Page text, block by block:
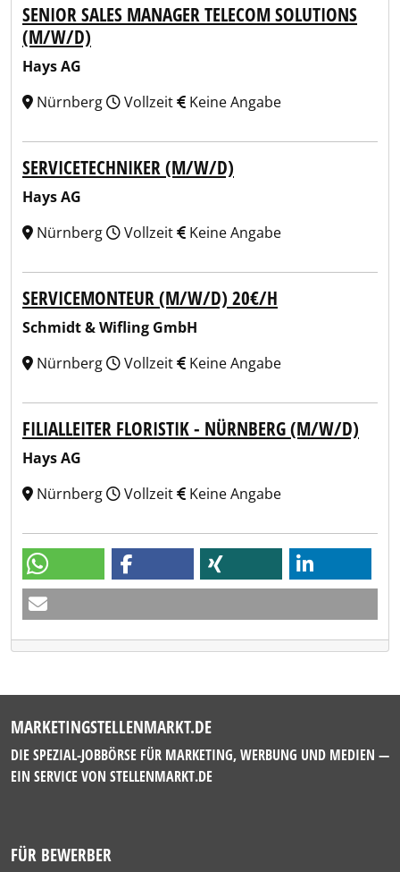
SENIOR SALES MANAGER TELECOM SOLUTIONS
(M/W/D)
Hays AG
Nürnberg
Vollzeit Keine Angabe
SERVICETECHNIKER (M/W/D)
Hays AG
Nürnberg
Vollzeit Keine Angabe
SERVICEMONTEUR (M/W/D) 20€/H
Schmidt & Wifling GmbH
Nürnberg
Vollzeit Keine Angabe
FILIALLEITER FLORISTIK - NÜRNBERG (M/W/D)
Hays AG
Nürnberg
Vollzeit Keine Angabe
MARKETINGSTELLENMARKT.DE
DIE SPEZIAL-JOBBÖRSE FÜR MARKETING, WERBUNG UND MEDIEN —
EIN SERVICE VON STELLENMARKT.DE
FÜR BEWERBER